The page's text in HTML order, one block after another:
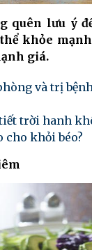
quên lưu ý
khỏe
giá.
và trị
trời hanh
cho khỏi béo?